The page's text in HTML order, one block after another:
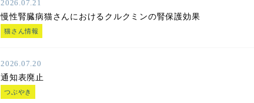
2026.07.21
慢性腎臓病猫さんにおけるクルクミンの腎保護効果
猫さん情報
2026.07.20
通知表廃止
つぶやき